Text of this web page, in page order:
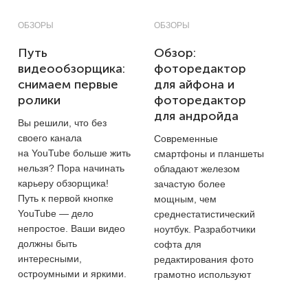
ОБЗОРЫ
Путь
видеообзорщика:
снимаем первые
ролики
Вы решили, что без
своего канала
на YouTube больше жить
нельзя? Пора начинать
карьеру обзорщика!
Путь к первой кнопке
YouTube — дело
непростое. Ваши видео
должны быть
интересными,
остроумными и яркими.
ОБЗОРЫ
Обзор:
фоторедактор
для айфона и
фоторедактор
для андройда
Современные
смартфоны и планшеты
обладают железом
зачастую более
мощным, чем
среднестатистический
ноутбук. Разработчики
софта для
редактирования фото
грамотно используют